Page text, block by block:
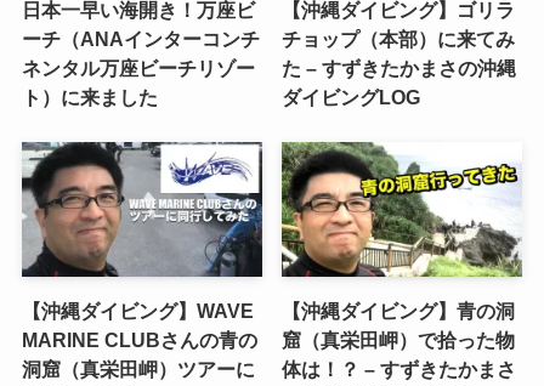
日本一早い海開き！万座ビ
ーチ（ANAインターコンチ
ネンタル万座ビーチリゾー
ト）に来ました
【沖縄ダイビング】ゴリラ
チョップ（本部）に来てみ
た – すずきたかまさの沖縄
ダイビングLOG
【沖縄ダイビング】WAVE
MARINE CLUBさんの青の
洞窟（真栄田岬）ツアーに
【沖縄ダイビング】青の洞
窟（真栄田岬）で拾った物
体は！？ – すずきたかまさ